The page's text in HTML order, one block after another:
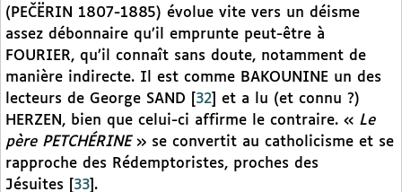
(PEČËRIN 1807-1885) évolue vite vers un déisme
assez débonnaire qu’il emprunte peut-être à
FOURIER, qu’il connaît sans doute, notamment de
manière indirecte. Il est comme BAKOUNINE un des
lecteurs de George SAND
32
et a lu (et connu ?)
HERZEN, bien que celui-ci affirme le contraire. « Le
père PETCHÉRINE» se convertit au catholicisme et se
rapproche des Rédemptoristes, proches des
Jésuites
33 .